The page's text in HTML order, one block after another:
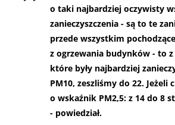
o taki najbardziej oczywisty
zanieczyszczenia - są to te
przede wszystkim pochodzące
z ogrzewania budynków - to z
które były najbardziej
PM10, zeszliśmy do 22. Jeżeli
o wskaźnik PM2,5: z 14 do 8
- powiedział.